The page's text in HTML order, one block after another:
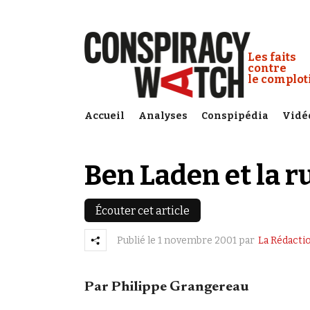
Conspiracy
Les faits
contre
le
Accueil Analyses Conspipédia
Ben Laden et la
Écouter cet article
Publié le 1 novembre 2001 par La
Par Philippe Grangereau